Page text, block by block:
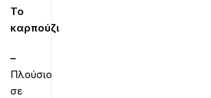
Το
καρπούζι
–
Πλούσιο
σε